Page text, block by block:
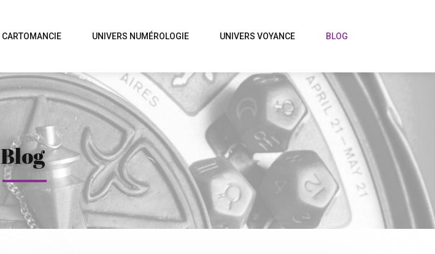
CARTOMANCIE UNIVERS NUMÉROLOGIE UNIVERS VOYANCE BLOG
Blog